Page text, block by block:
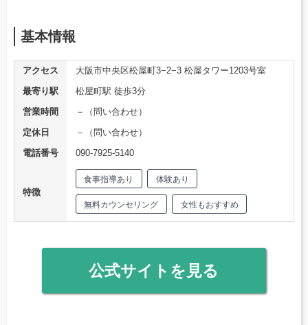
基本情報
アクセス
大阪市中央区松屋町3−2−3 松屋タワー1203号室
最寄り駅
松屋町駅 徒歩3分
営業時間
－（問い合わせ）
定休日
－（問い合わせ）
電話番号
090-7925-5140
特徴
食事指導あり 体験あり
無料カウンセリング 女性もおすすめ
公式サイトを見る